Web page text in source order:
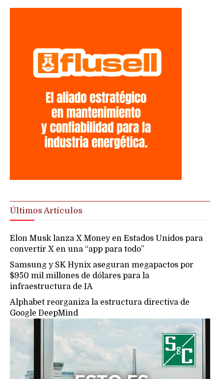
Últimos Artículos
Elon Musk lanza X Money en Estados Unidos para
convertir X en una “app para todo”
Samsung y SK Hynix aseguran megapactos por
$950 mil millones de dólares para la
infraestructura de IA
Alphabet reorganiza la estructura directiva de
Google DeepMind